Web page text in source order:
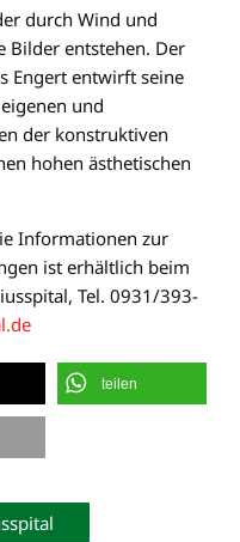
durch Wind und
Bilder entstehen. Der
Engert entwirft seine
und
der konstruktiven
hohen ästhetischen
Informationen zur
ist erhältlich beim
Tel. 0931/393-
teilen